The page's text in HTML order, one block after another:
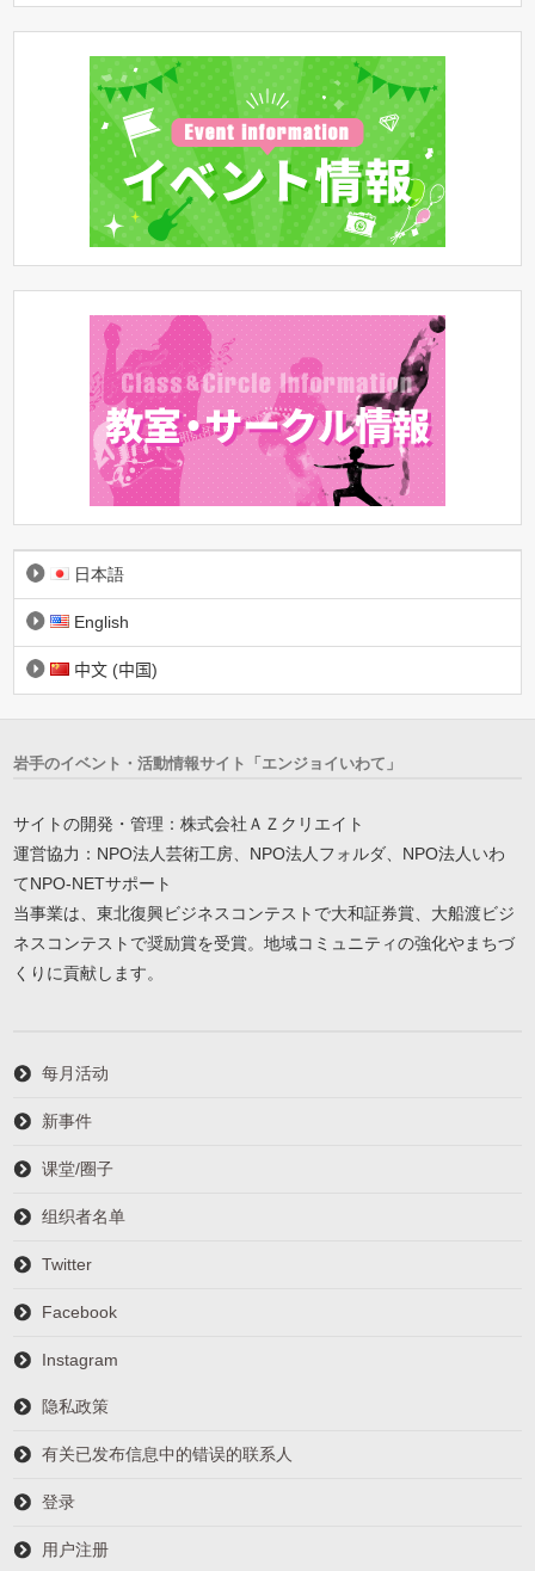
日本語
English
中文 (中国)
岩手のイベント・活動情報サイト「エンジョイいわて」
サイトの開発・管理：株式会社ＡＺクリエイト
運営協力：NPO法人芸術工房、NPO法人フォルダ、NPO法人いわ
てNPO-NETサポート
当事業は、東北復興ビジネスコンテストで大和証券賞、大船渡ビジ
ネスコンテストで奨励賞を受賞。地域コミュニティの強化やまちづ
くりに貢献します。
每月活动
新事件
课堂/圈子
组织者名单
Twitter
Facebook
Instagram
隐私政策
有关已发布信息中的错误的联系人
登录
用户注册